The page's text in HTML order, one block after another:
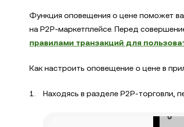
Функция оповещения о цене поможет
на P2P-маркетплейсе. Перед
правилами транзакций для
Как настроить оповещение о цене в
Находясь в разделе P2P-торговли,